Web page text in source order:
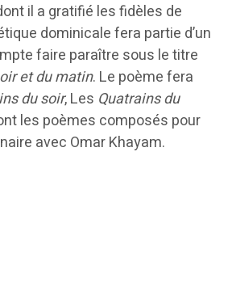
il a gratifié les fidèles de
dominicale fera partie d’un
faire paraître sous le titre
et du matin. Le poème fera
du soir, Les Quatrains du
les poèmes composés pour
avec Omar Khayam.